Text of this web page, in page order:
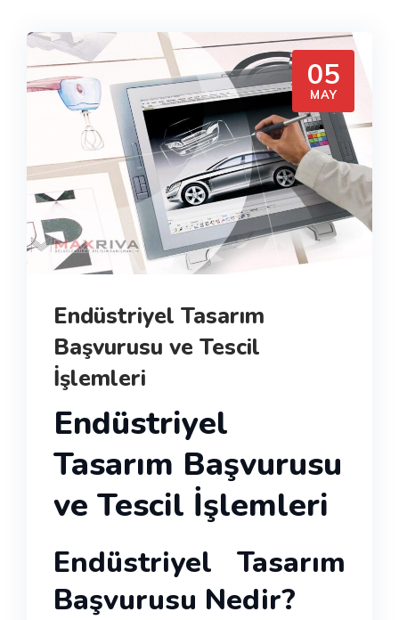
05
MAY
Endüstriyel Tasarım
Başvurusu ve Tescil
İşlemleri
Endüstriyel
Tasarım Başvurusu
ve Tescil İşlemleri
Endüstriyel Tasarım
Başvurusu Nedir?